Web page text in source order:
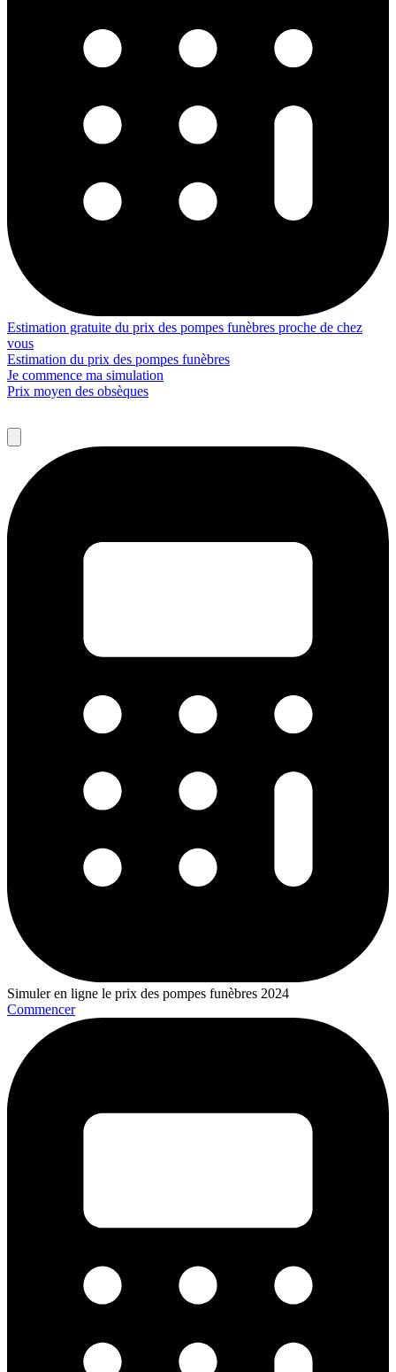
Estimation gratuite du prix des pompes funèbres proche de chez
vous
Estimation du prix des pompes funèbres
Je commence ma simulation
Prix moyen des obsèques
Simuler en ligne le prix des pompes funèbres 2024
Commencer